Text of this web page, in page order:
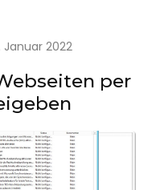
(UPN)
im
Active
Directory
Januar 2022
per